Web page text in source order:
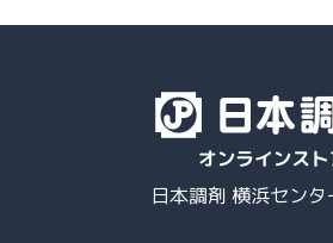
日本調剤 横浜セン